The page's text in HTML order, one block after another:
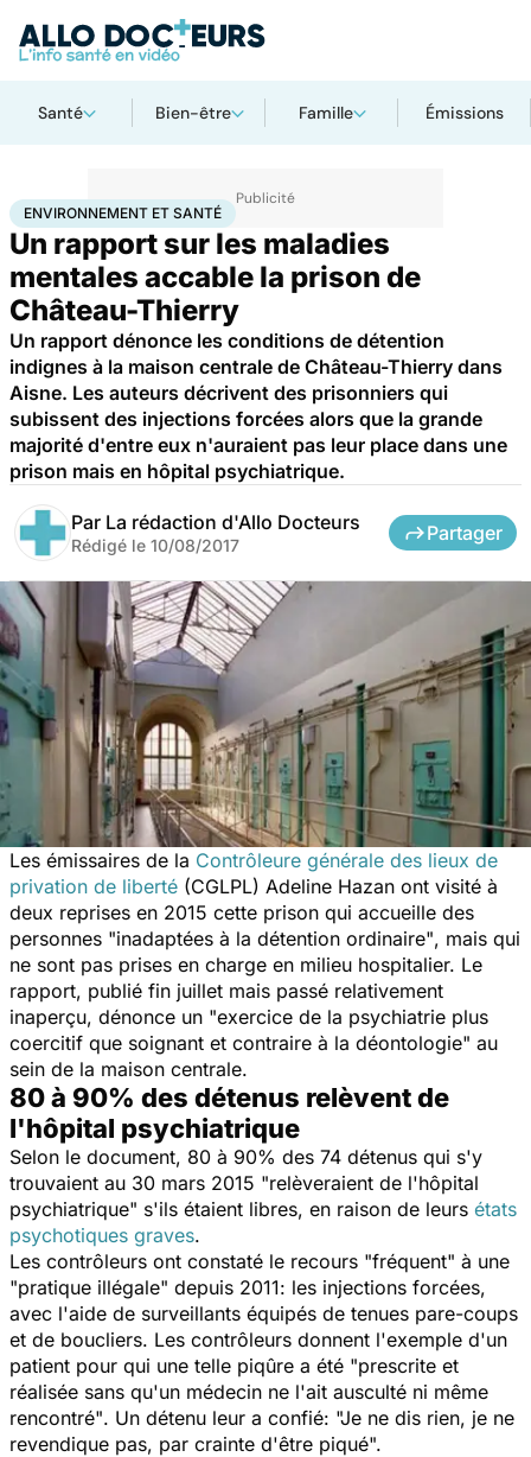
Santé Bien-être Famille Émissions
AccueilBien-êtreEnvironnement et santé
ENVIRONNEMENT ET SANTÉ
Un rapport sur les maladies
mentales accable la prison de
Château-Thierry
Un rapport dénonce les conditions de détention
indignes à la maison centrale de Château-Thierry dans
Aisne. Les auteurs décrivent des prisonniers qui
subissent des injections forcées alors que la grande
majorité d'entre eux n'auraient pas leur place dans une
prison mais en hôpital psychiatrique.
Par La rédaction d'Allo Docteurs
Rédigé le 10/08/2017
Partager
Les émissaires de la Contrôleure générale des lieux de
privation de liberté (CGLPL) Adeline Hazan ont visité à
deux reprises en 2015 cette prison qui accueille des
personnes "inadaptées à la détention ordinaire", mais qui
ne sont pas prises en charge en milieu hospitalier. Le
rapport, publié fin juillet mais passé relativement
inaperçu, dénonce un "exercice de la psychiatrie plus
coercitif que soignant et contraire à la déontologie" au
sein de la maison centrale.
80 à 90% des détenus relèvent de
l'hôpital psychiatrique
Selon le document, 80 à 90% des 74 détenus qui s'y
trouvaient au 30 mars 2015 "relèveraient de l'hôpital
psychiatrique" s'ils étaient libres, en raison de leurs états
psychotiques graves.
Les contrôleurs ont constaté le recours "fréquent" à une
"pratique illégale" depuis 2011: les injections forcées,
avec l'aide de surveillants équipés de tenues pare-coups
et de boucliers. Les contrôleurs donnent l'exemple d'un
patient pour qui une telle piqûre a été "prescrite et
réalisée sans qu'un médecin ne l'ait ausculté ni même
rencontré". Un détenu leur a confié: "Je ne dis rien, je ne
revendique pas, par crainte d'être piqué".